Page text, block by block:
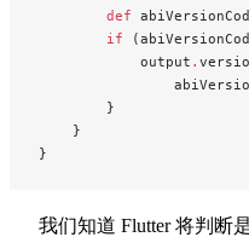
        def
        if
            output
.
        }
    }
}
我们知道 Flutter 将判断